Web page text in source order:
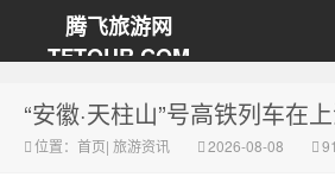
腾飞旅游网
TFTOUR.COM
“安徽·天柱山”号高铁列车在
位置： 首页| 旅游资讯 2026-08-08